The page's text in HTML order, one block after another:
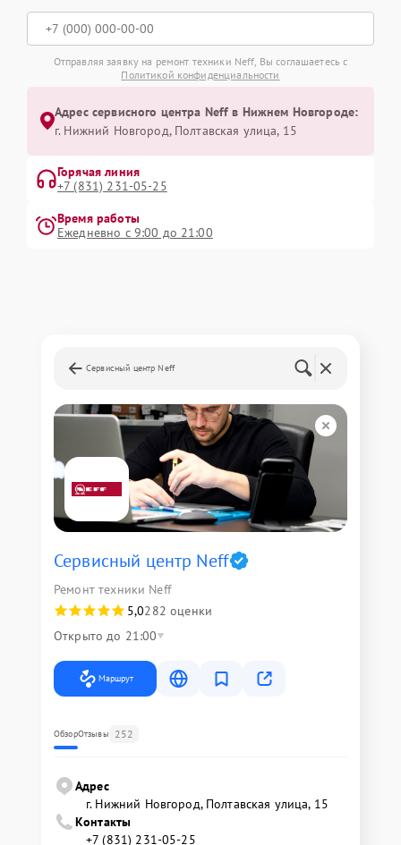
Отправляя заявку на ремонт техники Neff, Вы соглашаетесь с
Политикой конфиденциальности
Адрес сервисного центра Neff в Нижнем Новгороде:
г. Нижний Новгород, Полтавская улица, 15
Горячая линия
+7 (831) 231-05-25
Время работы
Ежедневно с 9:00 до 21:00
Сервисный центр Neff
Сервисный центр Neff
Ремонт техники Neff
5,0282 оценки
Открыто до 21:00
Маршрут
ОбзорОтзывы 252
Адрес
г. Нижний Новгород, Полтавская улица, 15
Контакты
+7 (831) 231-05-25